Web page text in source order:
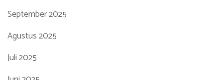
September 2025
Agustus 2025
Juli 2025